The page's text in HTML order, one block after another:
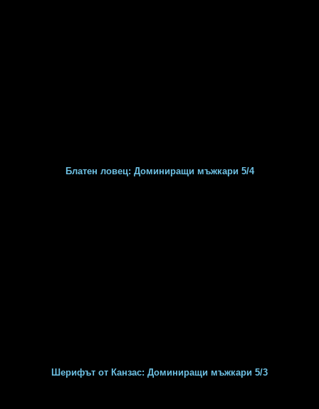
Блатен ловец: Доминиращи мъжкари 5/4
Шерифът от Канзас: Доминиращи мъжкари 5/3